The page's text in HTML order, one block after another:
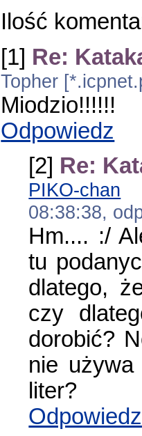
Ilość
[1] Re:
Topher
Miodzio!!!!!!
Odpowiedz
[2] Re:
PIKO-chan
08:38:38,
Hm.... :/
tu
dlatego,
czy
dorobić?
nie
liter?
Odpowiedz